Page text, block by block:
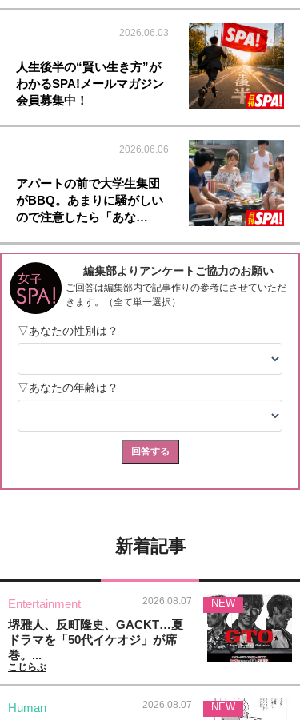
2026.06.03
人生後半の“賢い生き方”が
わかるSPA!メールマガジン
会員募集中！
2026.06.06
アパートの前で大学生集団
がBBQ。あまりに騒がしい
ので注意したら「あな…
新着記事
Entertainment 2026.08.07
堺雅人、反町隆史、GACKT…夏
ドラマを「50代イケオジ」が席
巻。...
こじらぶ
NEW
Human 2026.08.07 NEW